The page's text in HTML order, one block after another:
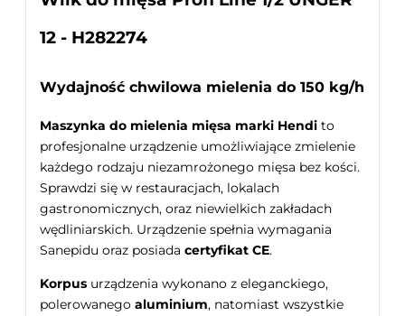
12 - H282274
Wydajność chwilowa mielenia do 150 kg/h
Maszynka do mielenia mięsa marki Hendi to
profesjonalne urządzenie umożliwiające zmielenie
każdego rodzaju niezamrożonego mięsa bez kości.
Sprawdzi się w restauracjach, lokalach
gastronomicznych, oraz niewielkich zakładach
wędliniarskich. Urządzenie spełnia wymagania
Sanepidu oraz posiada certyfikat CE.
Korpus urządzenia wykonano z eleganckiego,
polerowanego aluminium, natomiast wszystkie